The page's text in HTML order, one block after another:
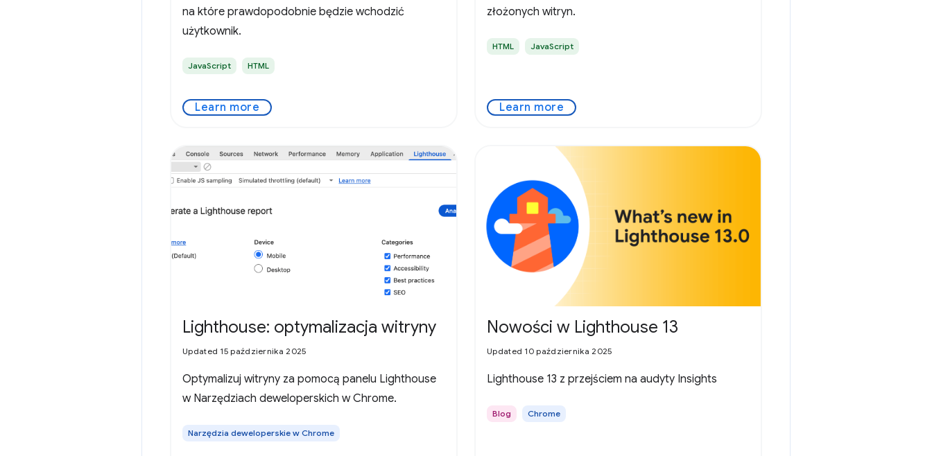
na które prawdopodobnie będzie wchodzić
użytkownik.
JavaScript HTML
Learn more
złożonych witryn.
HTML JavaScript
Learn more
Lighthouse: optymalizacja witryny
Updated 15 października 2025
Optymalizuj witryny za pomocą panelu Lighthouse
w Narzędziach deweloperskich w Chrome.
Narzędzia deweloperskie w Chrome
Nowości w Lighthouse 13
Updated 10 października 2025
Lighthouse 13 z przejściem na audyty Insights
Blog Chrome